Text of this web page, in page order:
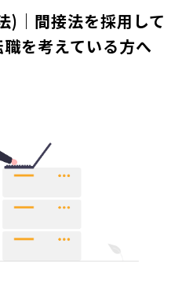
)｜間接法を採用して
を考えている方へ